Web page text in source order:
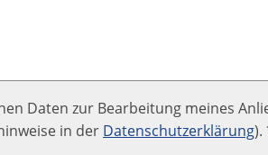
Daten zur Bearbeitung meines
in der Datenschutzerklärung).